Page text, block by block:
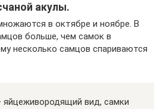
акулы.
в октябре и ноябре. В
больше, чем самок в
несколько самцов спариваются
яйцеживородящий вид, самки